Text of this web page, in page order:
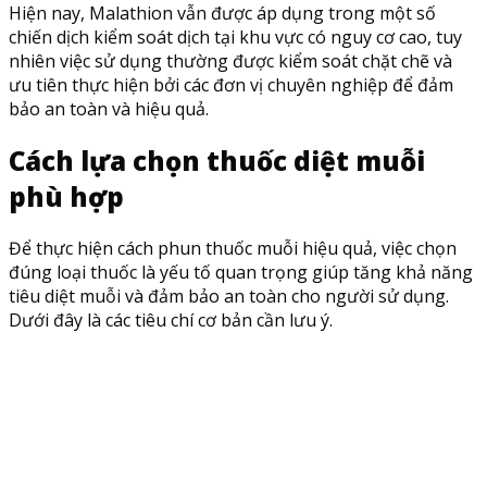
Hiện nay, Malathion vẫn được áp dụng trong một số
chiến dịch kiểm soát dịch tại khu vực có nguy cơ cao, tuy
nhiên việc sử dụng thường được kiểm soát chặt chẽ và
ưu tiên thực hiện bởi các đơn vị chuyên nghiệp để đảm
bảo an toàn và hiệu quả.
Cách lựa chọn thuốc diệt muỗi
phù hợp
Để thực hiện cách phun thuốc muỗi hiệu quả, việc chọn
đúng loại thuốc là yếu tố quan trọng giúp tăng khả năng
tiêu diệt muỗi và đảm bảo an toàn cho người sử dụng.
Dưới đây là các tiêu chí cơ bản cần lưu ý.